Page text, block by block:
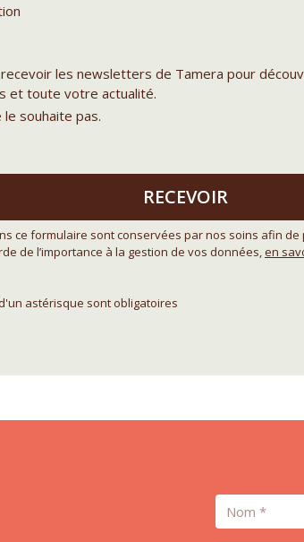
les newsletters de Tamera pour
et toute votre actualité.
souhaite pas.
RECEVOIR
ce formulaire sont conservées par nos soins afin
de l’importance à la gestion de vos données,en
astérisque sont obligatoires
Nom